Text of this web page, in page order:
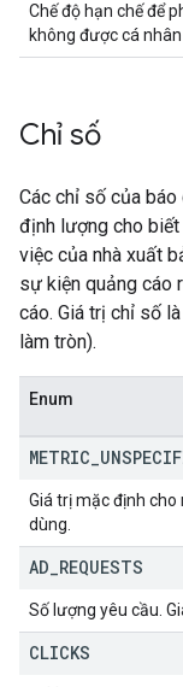
Chế độ hạn chế để
không được cá nhân
Chỉ số
Các chỉ số của
định lượng cho
việc của nhà xuất
sự kiện quảng cáo
cáo. Giá trị chỉ số
làm tròn).
Enum
METRIC
Giá trị mặc định
dùng.
AD REQUESTS
Số lượng yêu cầu.
CLICKS